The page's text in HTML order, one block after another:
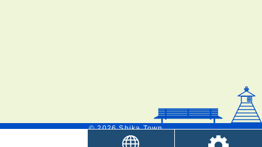
© 2026 Shika Town.